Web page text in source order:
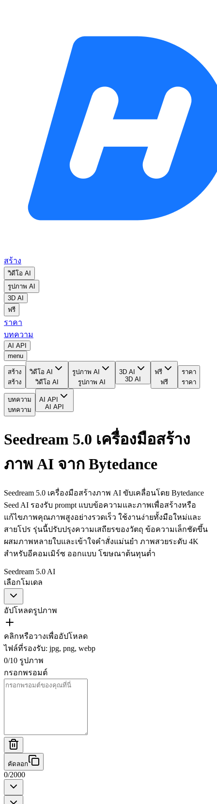
สร้าง
วิดีโอ AI
รูปภาพ AI
3D AI
ฟรี
ราคา
บทความ
AI API
menu
สร้าง
สร้าง
วิดีโอ AI
วิดีโอ AI
รูปภาพ AI
รูปภาพ AI
3D AI
3D AI
ฟรี
ฟรี
ราคา
ราคา
บทความ
บทความ
AI API
AI API
Seedream 5.0 เครื่องมือสร้าง
ภาพ AI จาก Bytedance
Seedream 5.0 เครื่องมือสร้างภาพ AI ขับเคลื่อนโดย Bytedance
Seed AI รองรับ prompt แบบข้อความและภาพเพื่อสร้างหรือ
แก้ไขภาพคุณภาพสูงอย่างรวดเร็ว ใช้งานง่ายทั้งมือใหม่และ
สายโปร รุ่นนี้ปรับปรุงความเสถียรของวัตถุ ข้อความเล็กชัดขึ้น
ผสมภาพหลายใบและเข้าใจคำสั่งแม่นยำ ภาพสวยระดับ 4K
สำหรับอีคอมเมิร์ซ ออกแบบ โฆษณาต้นทุนต่ำ
Seedream 5.0 AI
เลือกโมเดล
อัปโหลดรูปภาพ
คลิกหรือวางเพื่ออัปโหลด
ไฟล์ที่รองรับ: jpg, png, webp
0/10 รูปภาพ
กรอกพรอมต์
คัดลอก
0/2000